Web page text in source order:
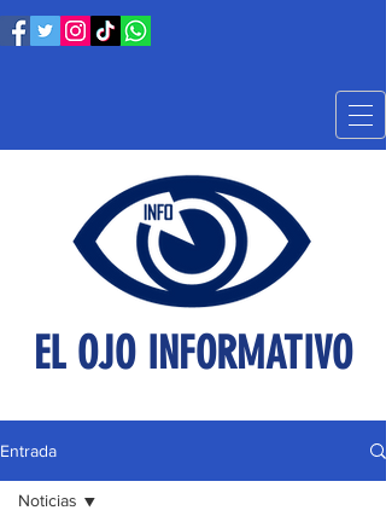
EL OJO INFORMATIVO
Entrada
Noticias